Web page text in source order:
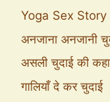
Yoga Sex Story
अनजाना अनजानी
असली चुदाई की
गालियाँ दे कर चुदाई